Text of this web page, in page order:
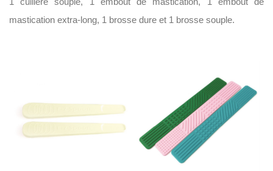
mastication extra-long, 1 brosse dure et 1 brosse souple.